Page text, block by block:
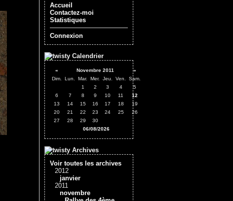
Accueil
Contactez-moi
Statistiques
Connexion
Calendrier
« Novembre 2011
»
Dim.
Lun. Mar. Mer. Jeu. Ven.
Sam.
1
2 3 4
5
6
7 8 9 10 11
12
13
14 15 16 17 18
19
20
21 22 23 24 25
26
27
28 29
30
06/08/2026
Archives
Voir toutes les archives
2012
janvier
2011
novembre